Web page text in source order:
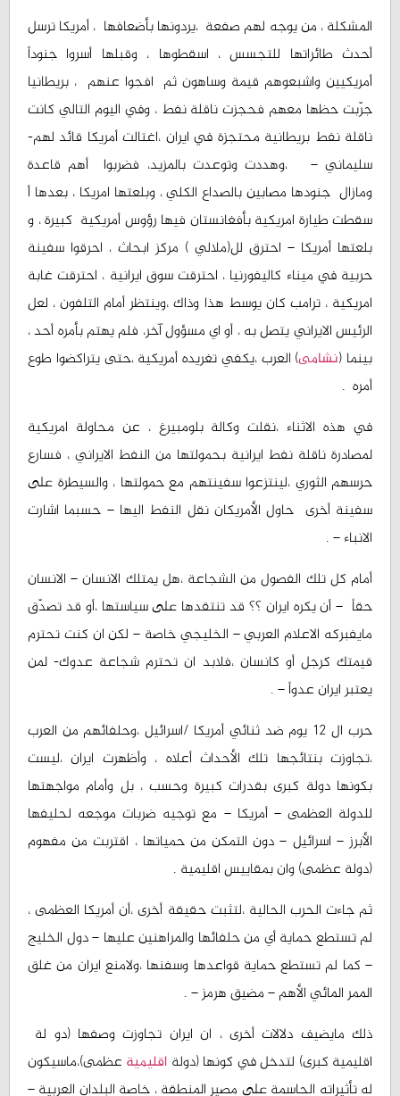
المشكلة ، من يوجه لهم صفعة ،يردونها بأضعافها ، أمريكا ترسل
أحدث طائراتها للتجسس ، اسقطوها ، وقبلها أسروا جنوداً
أمريكيين واشبعوهم قيمة وساهون ثم افجوا عنهم ، بريطانيا
جرّبت حظها معهم فحجزت ناقلة نفط ، وفي اليوم التالي كانت
ناقلة نفط بريطانية محتجزة في ايران ،اغتالت أمريكا قائد لهم-
سليماني – ،وهددت وتوعدت بالمزيد، فضربوا أهم قاعدة
ومازال جنودها مصابين بالصداع الكلي ، وبلعتها امريكا ، بعدها أ
سقطت طيارة امريكية بأفغانستان فيها رؤوس أمريكية كبيرة ، و
بلعتها أمريكا – احترق لل(ملالي ) مركز ابحاث ، احرقوا سفينة
حربية في ميناء كاليفورنيا ، احترقت سوق ايرانية ، احترقت غابة
امريكية ، ترامب كان يوسط هذا وذاك ،وينتظر أمام التلفون ، لعل
الرئيس الايراني يتصل به ، أو اي مسؤول آخر، فلم يهتم بأمره أحد ،
بينما (نشامى) العرب ،يكفي تغريده أمريكية ،حتى يتراكضوا طوع
أمره .
في هذه الاثناء ،نقلت وكالة بلومبيرغ ، عن محاولة امريكية
لمصادرة ناقلة نفط ايرانية بحمولتها من النفط الايراني ، فسارع
حرسهم الثوري ،لينتزعوا سفينتهم مع حمولتها ، والسيطرة على
سفينة أخرى حاول الأمريكان نقل النفط اليها – حسبما اشارت
الانباء – .
أمام كل تلك الفصول من الشجاعة ،هل يمتلك الانسان – الانسان
حقاً – أن يكره ايران ؟؟ قد تنتقدها على سياستها ،أو قد تصدّق
مايفبركه الاعلام العربي – الخليجي خاصة – لكن ان كنت تحترم
قيمتك كرجل أو كانسان ،فلابد ان تحترم شجاعة عدوك- لمن
يعتبر ايران عدواً – .
حرب ال 12 يوم ضد ثنائي أمريكا /اسرائيل ،وحلفائهم من العرب
،تجاوزت بنتائجها تلك الأحداث أعلاه ، وأظهرت ايران ،ليست
بكونها دولة كبرى بقدرات كبيرة وحسب ، بل وأمام مواجهتها
للدولة العظمى – أمريكا – مع توجيه ضربات موجعه لحليفها
الأبرز – اسرائيل – دون التمكن من حمياتها ، اقتربت من مفهوم
(دولة عظمى) وان بمقاييس اقليمية .
ثم جاءت الحرب الحالية ،لتثبت حقيقة أخرى ،أن أمريكا العظمى ،
لم تستطع حماية أي من حلفائها والمراهنين عليها – دول الخليج
– كما لم تستطع حماية قواعدها وسفنها ،ولامنع ايران من غلق
الممر المائي الأهم – مضيق هرمز – .
ذلك مايضيف دلالات أخرى ، ان ايران تجاوزت وصفها (دو لة
اقليمية كبرى) لتدخل في كونها (دولة اقليمية عظمى)،ماسيكون
له تأثيراته الحاسمة على مصير المنطقة ، خاصة البلدان العربية –